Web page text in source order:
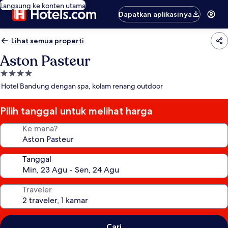
Langsung ke konten utama
Dapatkan aplikasinya
Lihat semua properti
Aston Pasteur
Properti
bintang
Hotel Bandung dengan spa, kolam renang outdoor
Pilih tanggal untuk melihat harga
Ke mana?
Tanggal
Traveler